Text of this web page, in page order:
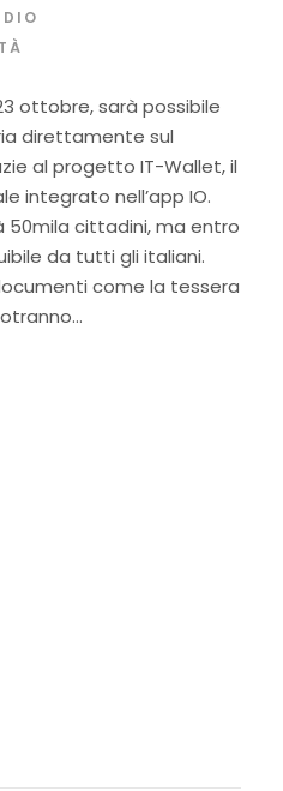
ottobre, sarà possibile
direttamente sul
al progetto IT-Wallet, il
integrato nell’app IO.
50mila cittadini, ma entro
da tutti gli italiani.
come la tessera